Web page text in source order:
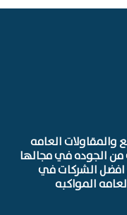
والمقاولات العامه
الجوده في مجالها
افضل الشركات في
المواكبه